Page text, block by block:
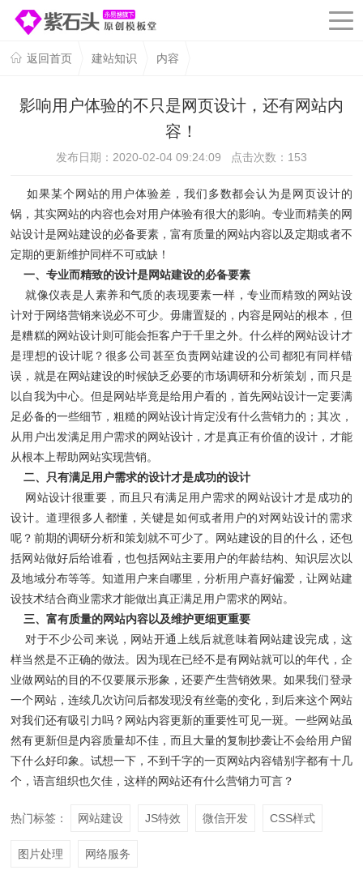
返回首页 建站知识 内容
影响用户体验的不只是网页设计，还有网站内
容！
发布日期：2020-02-04 09:24:09 点击次数： 153
如果某个网站的用户体验差，我们多数都会认为是网页设计的
锅，其实网站的内容也会对用户体验有很大的影响。专业而精美的网
站设计是网站建设的必备要素，富有质量的网站内容以及定期或者不
定期的更新维护同样不可或缺！
一、专业而精致的设计是网站建设的必备要素
就像仪表是人素养和气质的表现要素一样，专业而精致的网站设
计对于网络营销来说必不可少。毋庸置疑的，内容是网站的根本，但
是糟糕的网站设计则可能会拒客户于千里之外。什么样的网站设计才
是理想的设计呢？很多公司甚至负责网站建设的公司都犯有同样错
误，就是在网站建设的时候缺乏必要的市场调研和分析策划，而只是
以自我为中心。但是网站毕竟是给用户看的，首先网站设计一定要满
足必备的一些细节，粗糙的网站设计肯定没有什么营销力的；其次，
从用户出发满足用户需求的网站设计，才是真正有价值的设计，才能
从根本上帮助网站实现营销。
二、只有满足用户需求的设计才是成功的设计
网站设计很重要，而且只有满足用户需求的网站设计才是成功的
设计。道理很多人都懂，关键是如何或者用户的对网站设计的需求
呢？前期的调研分析和策划就不可少了。网站建设的目的什么，还包
括网站做好后给谁看，也包括网站主要用户的年龄结构、知识层次以
及地域分布等等。知道用户来自哪里，分析用户喜好偏爱，让网站建
设技术结合商业需求才能做出真正满足用户需求的网站。
三、富有质量的网站内容以及维护更细更重要
对于不少公司来说，网站开通上线后就意味着网站建设完成，这
样当然是不正确的做法。因为现在已经不是有网站就可以的年代，企
业做网站的目的不仅要展示形象，还要产生营销效果。如果我们登录
一个网站，连续几次访问后都发现没有丝毫的变化，到后来这个网站
对我们还有吸引力吗？网站内容更新的重要性可见一斑。一些网站虽
然有更新但是内容质量却不佳，而且大量的复制抄袭让不会给用户留
下什么好印象。试想一下，不到千字的一页网站内容错别字都有十几
个，语言组织也欠佳，这样的网站还有什么营销力可言？
热门标签： 网站建设 JS特效 微信开发 CSS样式
图片处理 网络服务